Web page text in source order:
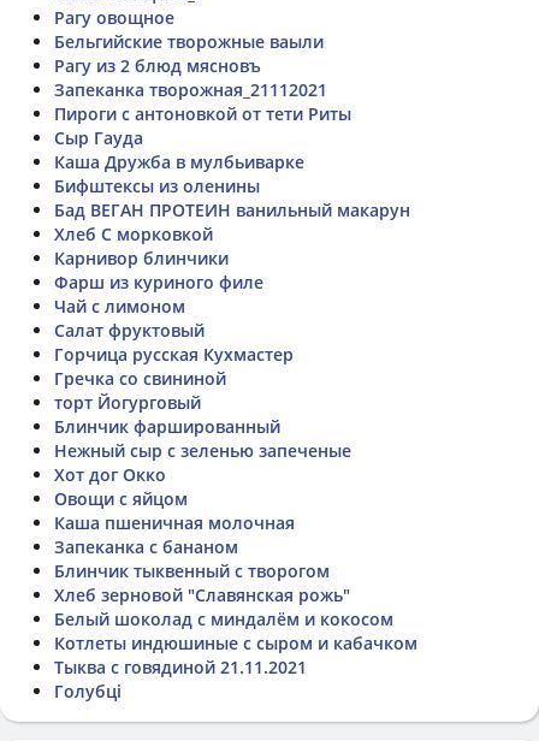
Рагу овощное
Бельгийские творожные ваыли
Рагу из 2 блюд мясновъ
Запеканка творожная_21112021
Пироги с антоновкой от тети Риты
Сыр Гауда
Каша Дружба в мулбьиварке
Бифштексы из оленины
Бад ВЕГАН ПРОТЕИН ванильный макарун
Хлеб С морковкой
Карнивор блинчики
Фарш из куриного филе
Чай с лимоном
Салат фруктовый
Горчица русская Кухмастер
Гречка со свининой
торт Йогурговый
Блинчик фаршированный
Нежный сыр с зеленью запеченые
Хот дог Окко
Овощи с яйцом
Каша пшеничная молочная
Запеканка с бананом
Блинчик тыквенный с творогом
Хлеб зерновой "Славянская рожь"
Белый шоколад с миндалём и кокосом
Котлеты индюшиные с сыром и кабачком
Тыква с говядиной 21.11.2021
Голубці